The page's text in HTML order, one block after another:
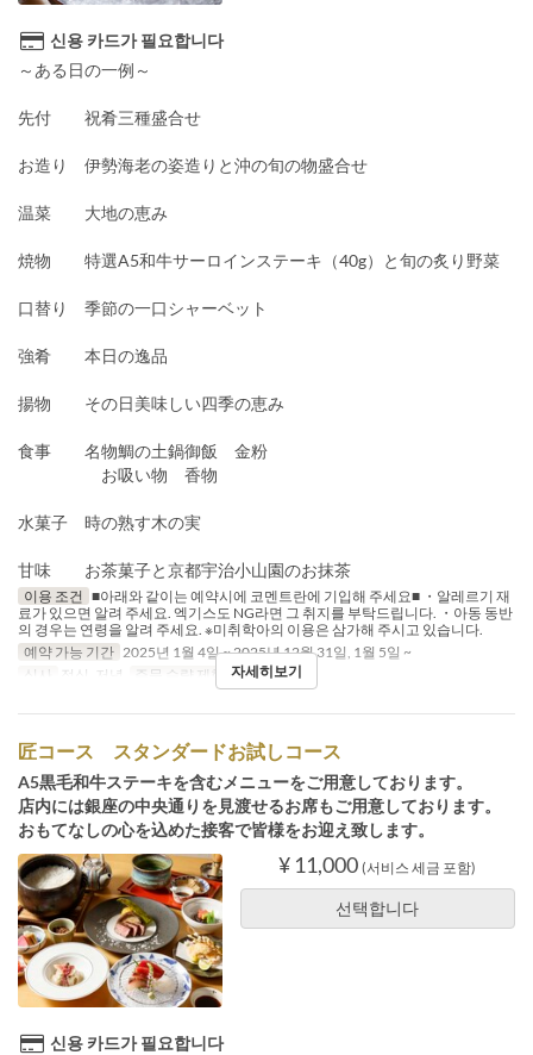
신용 카드가 필요합니다
～ある日の一例～
先付 祝肴三種盛合せ
お造り 伊勢海老の姿造りと沖の旬の物盛合せ
温菜 大地の恵み
焼物 特選A5和牛サーロインステーキ（40g）と旬の炙り野菜
口替り 季節の一口シャーベット
強肴 本日の逸品
揚物 その日美味しい四季の恵み
食事 名物鯛の土鍋御飯 金粉
お吸い物 香物
水菓子 時の熟す木の実
甘味 お茶菓子と京都宇治小山園のお抹茶
이용 조건 ■아래와 같이는 예약시에 코멘트란에 기입해 주세요■ ・알레르기 재
료가 있으면 알려 주세요. 엑기스도 NG라면 그 취지를 부탁드립니다. ・아동 동반
의 경우는 연령을 알려 주세요. ※미취학아의 이용은 삼가해 주시고 있습니다.
예약 가능 기간 2025년 1월 4일 ~ 2025년 12월 31일, 1월 5일 ~
식사
점심, 저녁 주문 수량 제한 4 ~ 10
자세히보기
匠コース スタンダードお試しコース
A5黒毛和牛ステーキを含むメニューをご用意しております。
店内には銀座の中央通りを見渡せるお席もご用意しております。
おもてなしの心を込めた接客で皆様をお迎え致します。
¥ 11,000 (서비스 세금 포함)
선택합니다
신용 카드가 필요합니다